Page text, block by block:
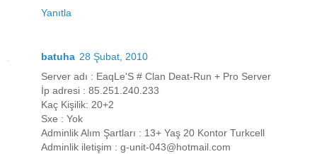
Yanıtla
batuha 28 Şubat, 2010
Server adı : EaqLe'S # Clan Deat-Run + Pro Server
İp adresi : 85.251.240.233
Kaç Kişilik: 20+2
Sxe : Yok
Adminlik Alım Şartları : 13+ Yaş 20 Kontor Turkcell
Adminlik iletişim : g-unit-043@hotmail.com